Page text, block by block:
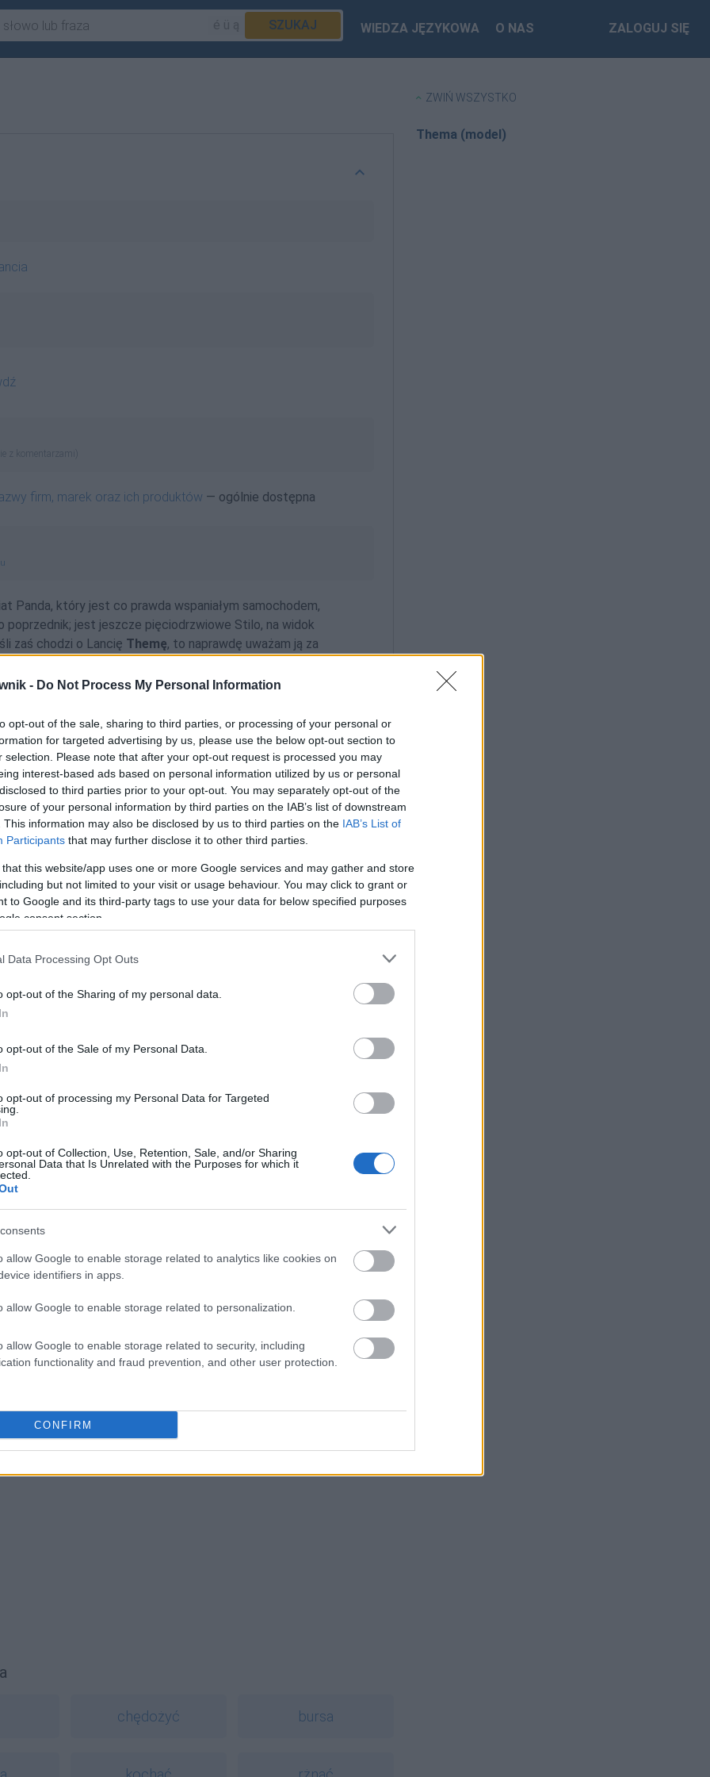
- Do Not Process My Personal Information
opt-out of the sale, sharing to third parties, or processing of your personal or
for targeted advertising by us, please use the below opt-out section to
selection. Please note that after your opt-out request is processed you may
interest-based ads based on personal information utilized by us or personal
to third parties prior to your opt-out. You may separately opt-out of the
of your personal information by third parties on the IAB’s list of downstream
This information may also be disclosed by us to third parties on the IAB’s List of
Participants that may further disclose it to other third parties.
that this website/app uses one or more Google services and may gather and store
but not limited to your visit or usage behaviour. You may click to grant or
to Google and its third-party tags to use your data for below specified purposes
consent section.
Data Processing Opt Outs
opt-out of the Sharing of my personal data.
opt-out of the Sale of my Personal Data.
opt-out of processing my Personal Data for Targeted
opt-out of Collection, Use, Retention, Sale, and/or Sharing
Data that Is Unrelated with the Purposes for which it
allow Google to enable storage related to analytics like cookies on
identifiers in apps.
allow Google to enable storage related to personalization.
allow Google to enable storage related to security, including
functionality and fraud prevention, and other user protection.
CONFIRM
SZUKAJ WIEDZA JĘZYKOWA O NAS ZALOGUJ SIĘ
z komentarzami)
firm, marek oraz ich produktów — ogólnie dostępna
Panda, który jest co prawda wspaniałym samochodem,
poprzednik; jest jeszcze pięciodrzwiowe Stilo, na widok
zaś chodzi o Lancię Themę, to naprawdę uważam ją za
powstał.
Jeremy Clarkson, Moje lata w Top Gear, przekład Michał Strąkow, 2012
Themę; Themie; Themo; Themom; Themy
Brakuje czegoś w haśle?
abonenci Dobrego słownika.
SPRAWDŹ
chędożyć bursa
ZWIŃ WSZYSTKO
Thema (model)